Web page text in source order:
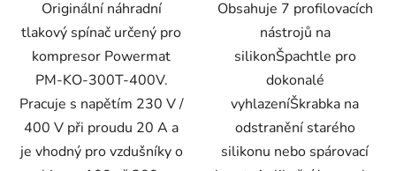
Originální náhradní
tlakový spínač určený pro
kompresor Powermat
PM-KO-300T-400V.
Pracuje s napětím 230 V /
400 V při proudu 20 A a
je vhodný pro vzdušníky o
Obsahuje 7 profilovacích
nástrojů na
silikonŠpachtle pro
dokonalé
vyhlazeníŠkrabka na
odstranění starého
silikonu nebo spárovací